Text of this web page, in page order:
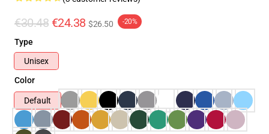
€30.48 €24.38 $26.50 -20%
Type
Unisex
Color
Default